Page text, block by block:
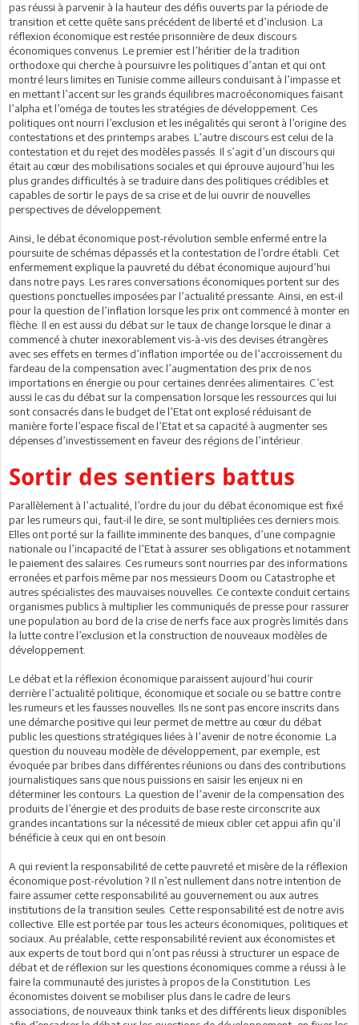
pas réussi à parvenir à la hauteur des défis ouverts par la période de
transition et cette quête sans précédent de liberté et d’inclusion. La
réflexion économique est restée prisonnière de deux discours
économiques convenus. Le premier est l’héritier de la tradition
orthodoxe qui cherche à poursuivre les politiques d’antan et qui ont
montré leurs limites en Tunisie comme ailleurs conduisant à l’impasse et
en mettant l’accent sur les grands équilibres macroéconomiques faisant
l’alpha et l’oméga de toutes les stratégies de développement. Ces
politiques ont nourri l’exclusion et les inégalités qui seront à l’origine des
contestations et des printemps arabes. L’autre discours est celui de la
contestation et du rejet des modèles passés. Il s’agit d’un discours qui
était au cœur des mobilisations sociales et qui éprouve aujourd’hui les
plus grandes difficultés à se traduire dans des politiques crédibles et
capables de sortir le pays de sa crise et de lui ouvrir de nouvelles
perspectives de développement.
Ainsi, le débat économique post-révolution semble enfermé entre la
poursuite de schémas dépassés et la contestation de l’ordre établi. Cet
enfermement explique la pauvreté du débat économique aujourd’hui
dans notre pays. Les rares conversations économiques portent sur des
questions ponctuelles imposées par l’actualité pressante. Ainsi, en est-il
pour la question de l’inflation lorsque les prix ont commencé à monter en
flèche. Il en est aussi du débat sur le taux de change lorsque le dinar a
commencé à chuter inexorablement vis-à-vis des devises étrangères
avec ses effets en termes d’inflation importée ou de l’accroissement du
fardeau de la compensation avec l’augmentation des prix de nos
importations en énergie ou pour certaines denrées alimentaires. C’est
aussi le cas du débat sur la compensation lorsque les ressources qui lui
sont consacrés dans le budget de l’Etat ont explosé réduisant de
manière forte l’espace fiscal de l’Etat et sa capacité à augmenter ses
dépenses d’investissement en faveur des régions de l’intérieur.
Sortir des sentiers battus
Parallèlement à l’actualité, l’ordre du jour du débat économique est fixé
par les rumeurs qui, faut-il le dire, se sont multipliées ces derniers mois.
Elles ont porté sur la faillite imminente des banques, d’une compagnie
nationale ou l’incapacité de l’Etat à assurer ses obligations et notamment
le paiement des salaires. Ces rumeurs sont nourries par des informations
erronées et parfois même par nos messieurs Doom ou Catastrophe et
autres spécialistes des mauvaises nouvelles. Ce contexte conduit certains
organismes publics à multiplier les communiqués de presse pour rassurer
une population au bord de la crise de nerfs face aux progrès limités dans
la lutte contre l’exclusion et la construction de nouveaux modèles de
développement.
Le débat et la réflexion économique paraissent aujourd’hui courir
derrière l’actualité politique, économique et sociale ou se battre contre
les rumeurs et les fausses nouvelles. Ils ne sont pas encore inscrits dans
une démarche positive qui leur permet de mettre au cœur du débat
public les questions stratégiques liées à l’avenir de notre économie. La
question du nouveau modèle de développement, par exemple, est
évoquée par bribes dans différentes réunions ou dans des contributions
journalistiques sans que nous puissions en saisir les enjeux ni en
déterminer les contours. La question de l’avenir de la compensation des
produits de l’énergie et des produits de base reste circonscrite aux
grandes incantations sur la nécessité de mieux cibler cet appui afin qu’il
bénéficie à ceux qui en ont besoin.
A qui revient la responsabilité de cette pauvreté et misère de la réflexion
économique post-révolution ? Il n’est nullement dans notre intention de
faire assumer cette responsabilité au gouvernement ou aux autres
institutions de la transition seules. Cette responsabilité est de notre avis
collective. Elle est portée par tous les acteurs économiques, politiques et
sociaux. Au préalable, cette responsabilité revient aux économistes et
aux experts de tout bord qui n’ont pas réussi à structurer un espace de
débat et de réflexion sur les questions économiques comme a réussi à le
faire la communauté des juristes à propos de la Constitution. Les
économistes doivent se mobiliser plus dans le cadre de leurs
associations, de nouveaux think tanks et des différents lieux disponibles